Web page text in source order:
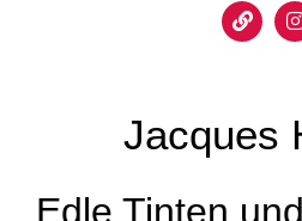
Jacques
Edle Tinten und